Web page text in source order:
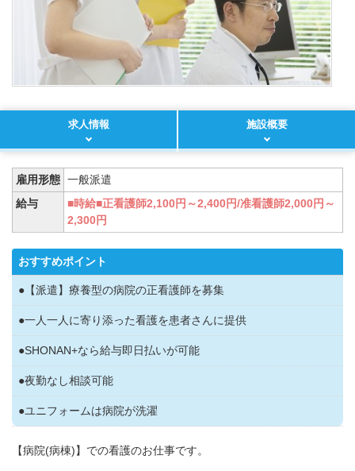
求人情報 施設概要
雇用形態 一般派遣
給与
■時給■正看護師2,100円～2,400円/准看護師2,000円～
2,300円
おすすめポイント
●【派遣】療養型の病院の正看護師を募集
●一人一人に寄り添った看護を患者さんに提供
●SHONAN+なら給与即日払いが可能
●夜勤なし相談可能
●ユニフォームは病院が洗濯
【病院(病棟)】での看護のお仕事です。